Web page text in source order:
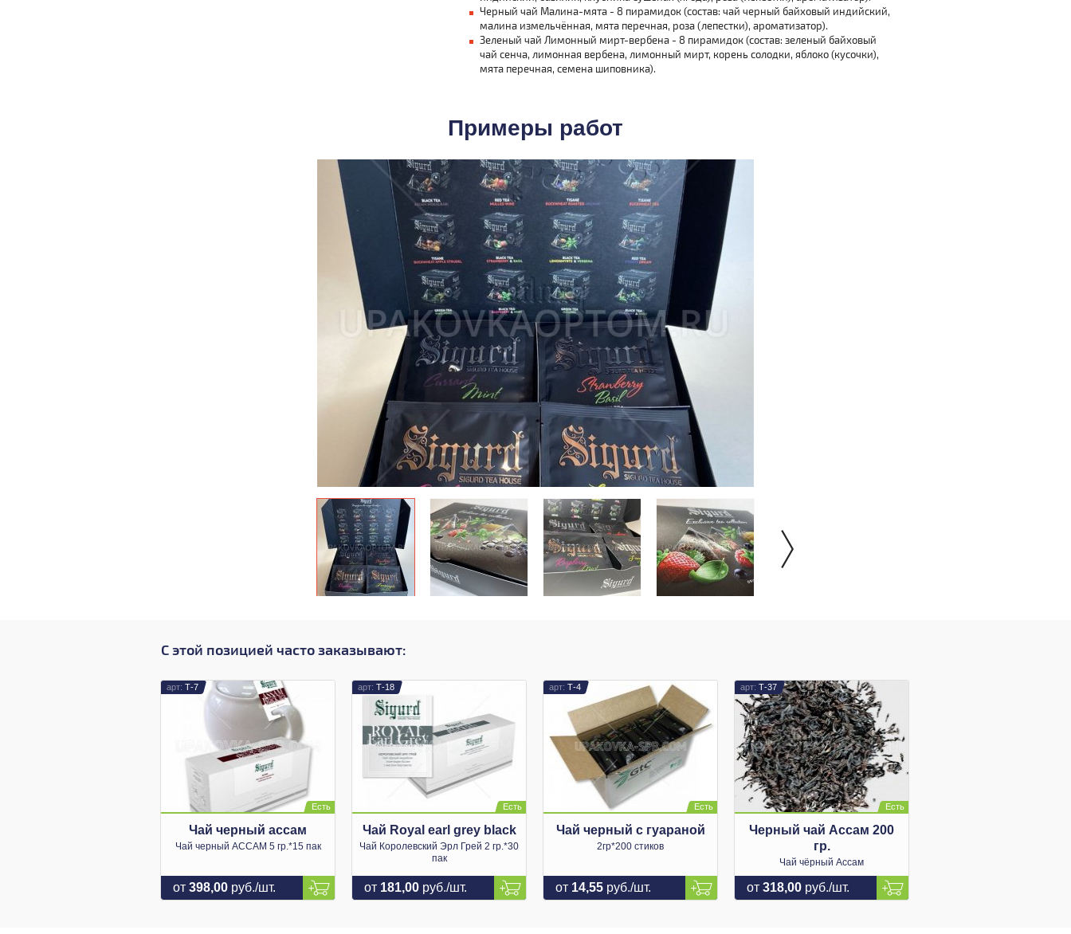
Черный чай Малина-мята - 8 пирамидок (состав: чай черный байховый индийский,
малина измельчённая, мята перечная, роза (лепестки), ароматизатор).
Зеленый чай Лимонный мирт-вербена - 8 пирамидок (состав: зеленый байховый
чай сенча, лимонная вербена, лимонный мирт, корень солодки, яблоко (кусочки),
мята перечная, семена шиповника).
Примеры работ
С этой позицией часто заказывают:
Т-7
Чай черный ассам
Чай черный АССАМ 5 гр.*15 пак
от 398,00 руб./шт.
Т-18
Чай Royal earl grey black
Чай Королевский Эрл Грей 2 гр.*30
пак
от 181,00 руб./шт.
Т-4
Чай черный с гуараной
2гр*200 стиков
от 14,55 руб./шт.
Т-37
Черный чай Ассам 200
гр.
Чай чёрный Ассам
от 318,00 руб./шт.